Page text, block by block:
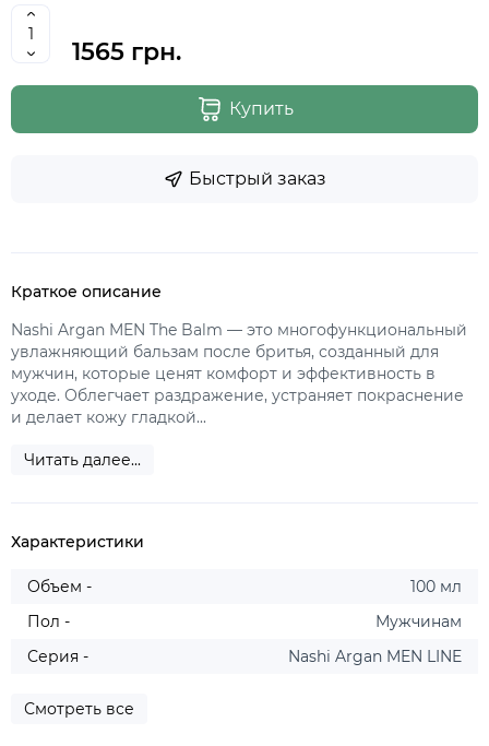
1565 грн.
Купить
Быстрый заказ
Краткое описание
Nashi Argan MEN The Balm — это многофункциональный
увлажняющий бальзам после бритья, созданный для
мужчин, которые ценят комфорт и эффективность в
уходе. Облегчает раздражение, устраняет покраснение
и делает кожу гладкой...
Читать далее...
Характеристики
Объем -
100 мл
Пол -
Мужчинам
Серия -
Nashi Argan MEN LINE
Смотреть все